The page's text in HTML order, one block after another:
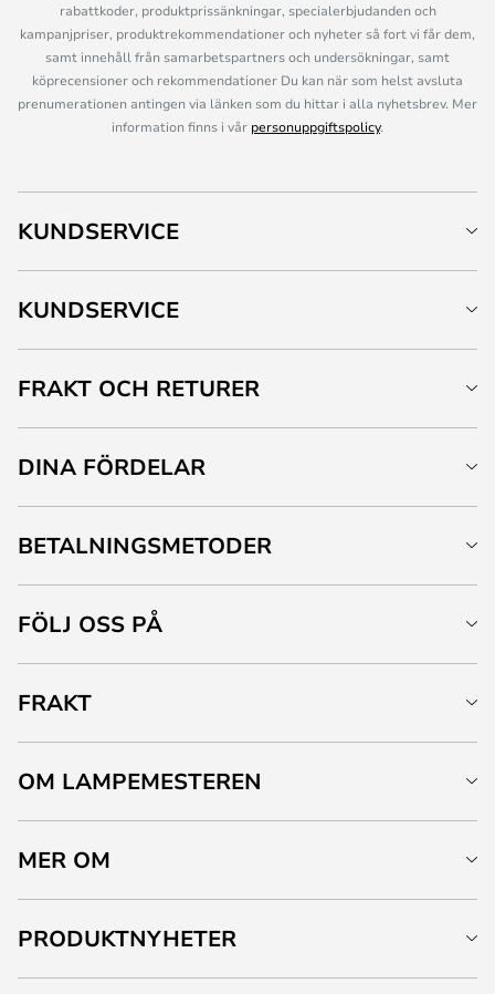
rabattkoder, produktprissänkningar, specialerbjudanden och
kampanjpriser, produktrekommendationer och nyheter så fort vi får dem,
samt innehåll från samarbetspartners och undersökningar, samt
köprecensioner och rekommendationer Du kan när som helst avsluta
prenumerationen antingen via länken som du hittar i alla nyhetsbrev. Mer
information finns i vår personuppgiftspolicy.
KUNDSERVICE
KUNDSERVICE
FRAKT OCH RETURER
DINA FÖRDELAR
BETALNINGSMETODER
FÖLJ OSS PÅ
FRAKT
OM LAMPEMESTEREN
MER OM
PRODUKTNYHETER